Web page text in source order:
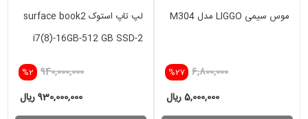
موس سیمی LIGGO مدل M304
%27 6,800,000
5,000,000 ریال
لپ تاپ استوک surface book2
i7(8)-16GB-512 GB SSD-2
%2 940,000,000
930,000,000 ریال